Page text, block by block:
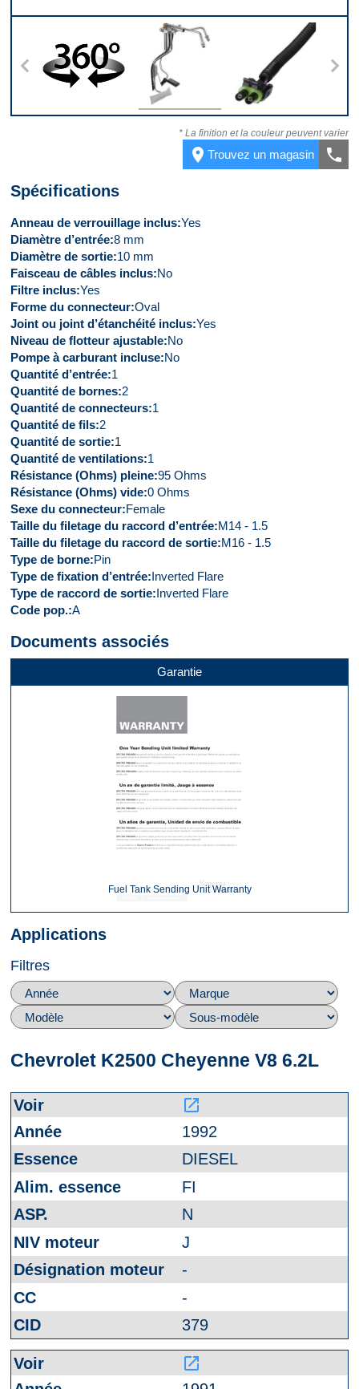
Dessus Connecteur
* La finition et la couleur peuvent varier
place Trouvez un magasin call
Spécifications
Anneau de verrouillage inclus Yes
Diamètre d’entrée 8 mm
Diamètre de sortie 10 mm
Faisceau de câbles inclus No
Filtre inclus Yes
Forme du connecteur Oval
Joint ou joint d’étanchéité inclus Yes
Niveau de flotteur ajustable No
Pompe à carburant incluse No
Quantité d’entrée 1
Quantité de bornes 2
Quantité de connecteurs 1
Quantité de fils 2
Quantité de sortie 1
Quantité de ventilations 1
Résistance (Ohms) pleine 95 Ohms
Résistance (Ohms) vide 0 Ohms
Sexe du connecteur Female
Taille du filetage du raccord d’entrée M14 - 1.5
Taille du filetage du raccord de sortie M16 - 1.5
Type de borne Pin
Type de fixation d’entrée Inverted Flare
Type de raccord de sortie Inverted Flare
Code pop. A
Documents associés
Garantie
Fuel Tank Sending Unit Warranty
Applications
Filtres
Chevrolet K2500 Cheyenne V8 6.2L
launch
1992
DIESEL
FI
N
J
-
-
379
launch